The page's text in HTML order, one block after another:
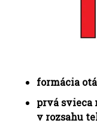
formácia
prvá svieca
v rozsahu